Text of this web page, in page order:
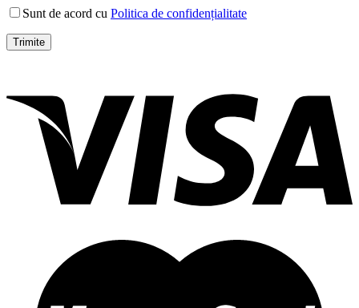
Sunt de acord cu Politica de confidențialitate